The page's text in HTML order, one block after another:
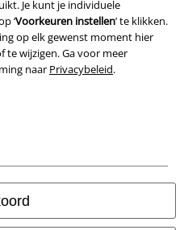
Je kunt je individuele
‘Voorkeuren instellen’ te klikken.
op elk gewenst moment hier
te wijzigen. Ga voor meer
naar Privacybeleid.